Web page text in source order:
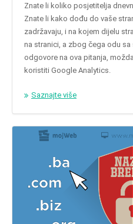
Znate li koliko posjetitelja
Znate li kako dođu do vaše
zadržavaju, i na kojem dijelu
na stranici, a zbog čega odu
odgovore na ova pitanja,
koristiti Google Analytics.
Saznajte više